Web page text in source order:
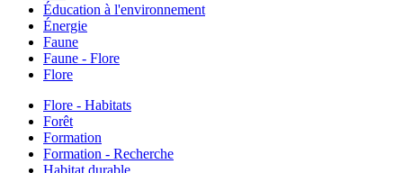
Éducation à l'environnement
Énergie
Faune
Faune - Flore
Flore
Flore - Habitats
Forêt
Formation
Formation - Recherche
Habitat durable